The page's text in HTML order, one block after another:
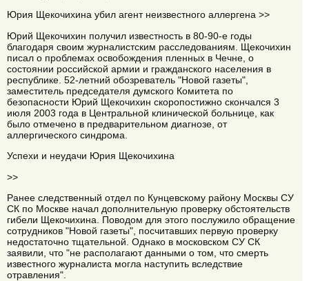
Юрия Щекочихина убил агент неизвестного аллергена >>
Юрий Щекочихин получил известность в 80-90-е годы
благодаря своим журналистским расследованиям. Щекочихин
писал о проблемах освобождения пленных в Чечне, о
состоянии российской армии и гражданского населения в
республике. 52-летний обозреватель "Новой газеты",
заместитель председателя думского Комитета по
безопасности Юрий Щекочихин скоропостижно скончался 3
июля 2003 года в Центральной клинической больнице, как
было отмечено в предварительном диагнозе, от
аллергического синдрома.
Успехи и неудачи Юрия Щекочихина
>>
Ранее следственный отдел по Кунцевскому району Москвы СУ
СК по Москве начал дополнительную проверку обстоятельств
гибели Щекочихина. Поводом для этого послужило обращение
сотрудников "Новой газеты", посчитавших первую проверку
недостаточно тщательной. Однако в московском СУ СК
заявили, что "не располагают данными о том, что смерть
известного журналиста могла наступить вследствие
отравления".